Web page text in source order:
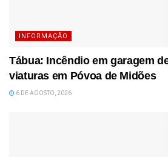
INFORMAÇÃO
Tábua: Incêndio em garagem
viaturas em Póvoa de Midões
6 DE AGOSTO, 2026